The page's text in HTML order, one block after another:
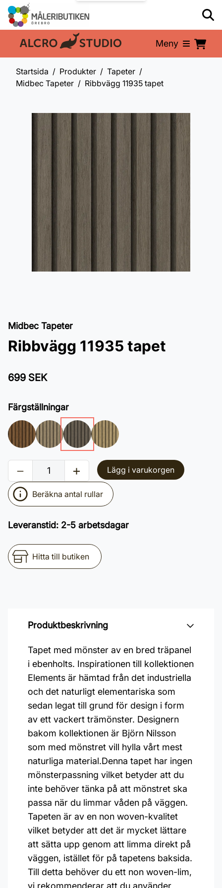
En del av: Meny
Startsida Produkter
Tapeter
Midbec Tapeter
Ribbvägg 11935 tapet
Midbec Tapeter
Ribbvägg 11935 tapet
699 SEK
Färgställningar
Lägg i varukorgen
Beräkna antal rullar
Leveranstid: 2-5 arbetsdagar
Hitta till butiken
Produktbeskrivning
Tapet med mönster av en bred träpanel
i ebenholts. Inspirationen till kollektionen
Elements är hämtad från det industriella
och det naturligt elementariska som
sedan legat till grund för design i form
av ett vackert trämönster. Designern
bakom kollektionen är Björn Nilsson
som med mönstret vill hylla vårt mest
naturliga material.Denna tapet har ingen
mönsterpassning vilket betyder att du
inte behöver tänka på att mönstret ska
passa när du limmar våden på väggen.
Tapeten är av en non woven-kvalitet
vilket betyder att det är mycket lättare
att sätta upp genom att limma direkt på
väggen, istället för på tapetens baksida.
Till detta behöver du ett non woven-lim,
vi rekommenderar att du använder